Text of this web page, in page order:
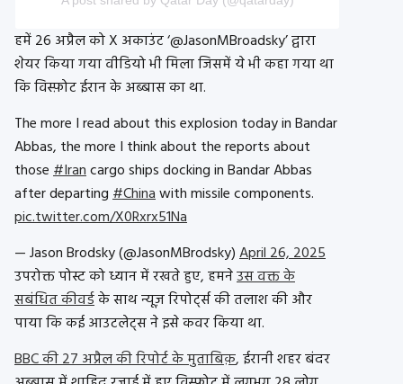
हमें 26 अप्रैल को X अकाउंट ‘@JasonMBroadsky’ द्वारा
शेयर किया गया वीडियो भी मिला जिसमें ये भी कहा गया था
कि विस्फ़ोट ईरान के अब्बास का था.
The more I read about this explosion today in Bandar
Abbas, the more I think about the reports about
those#Irancargo ships docking in Bandar Abbas
after departing#Chinawith missile components.
pic.twitter.com/X0Rxrx51Na
— Jason Brodsky (@JasonMBrodsky)April 26, 2025
उपरोक्त पोस्ट को ध्यान में रखते हुए, हमनेउस वक्त के
सबंधित कीवर्डके साथ न्यूज़ रिपोर्ट्स की तलाश की और
पाया कि कई आउटलेट्स ने इसे कवर किया था.
BBC की 27 अप्रैल की रिपोर्ट के मुताबिक़, ईरानी शहर बंदर